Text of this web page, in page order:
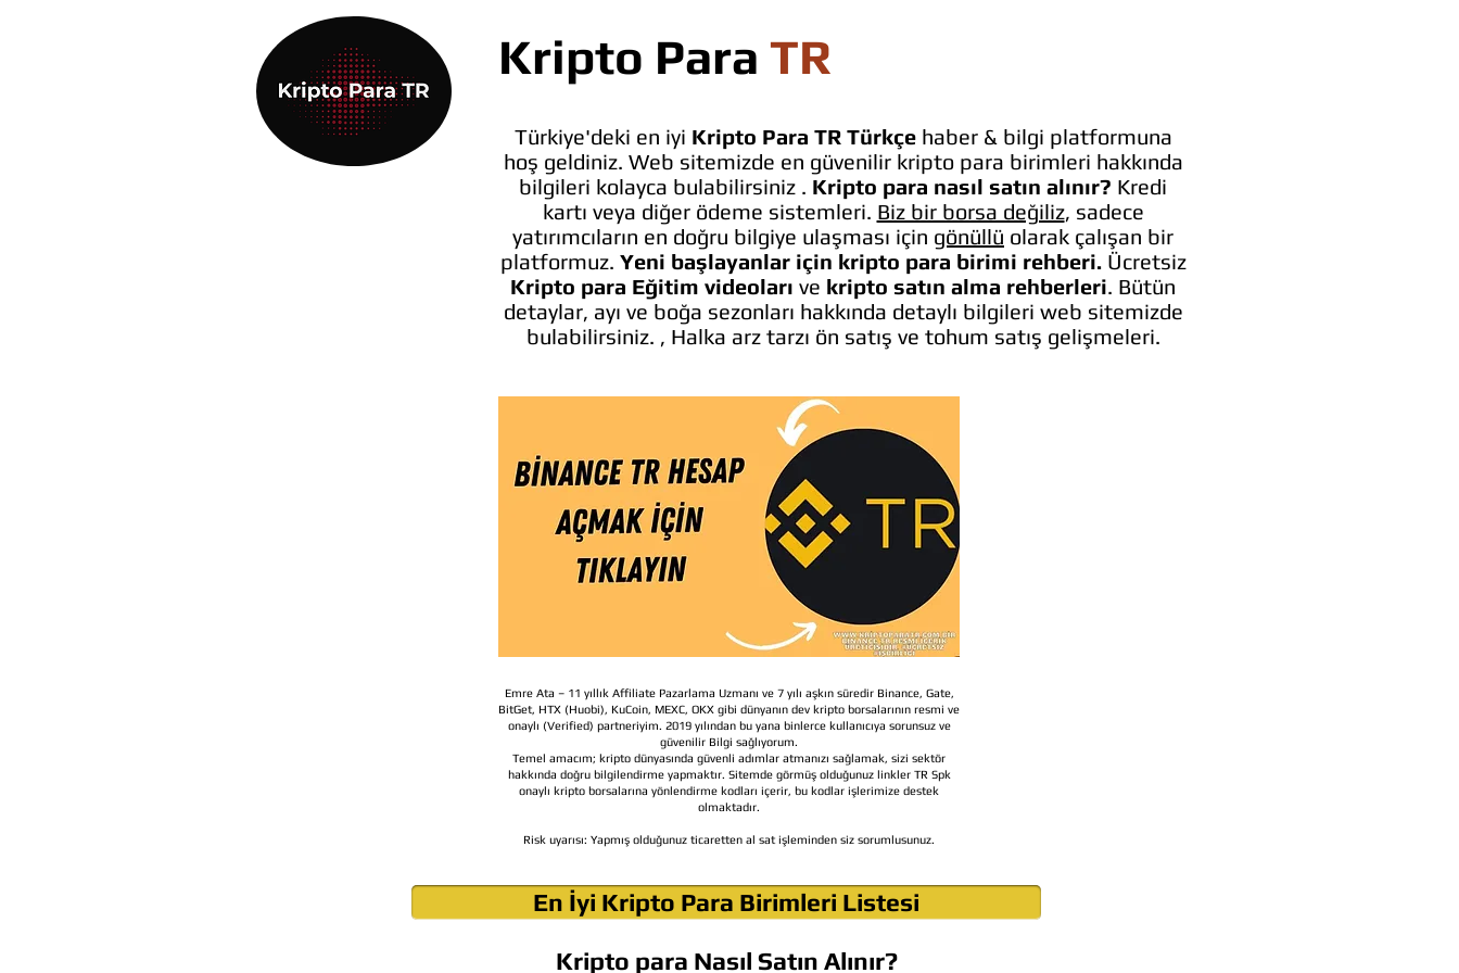
Kripto Para TR
Türkiye'deki en iyi Kripto Para TR Türkçe haber & bilgi platformuna
hoş geldiniz. Web sitemizde en güvenilir kripto para birimleri hakkında
bilgileri kolayca bulabilirsiniz . Kripto para nasıl satın alınır? Kredi
kartı veya diğer ödeme sistemleri. Biz bir borsa değiliz, sadece
yatırımcıların en doğru bilgiye ulaşması için gönüllü olarak çalışan bir
platformuz. Yeni başlayanlar için kripto para birimi rehberi. Ücretsiz
Kripto para Eğitim videoları ve kripto satın alma rehberleri. Bütün
detaylar, ayı ve boğa sezonları hakkında detaylı bilgileri web sitemizde
bulabilirsiniz. , Halka arz tarzı ön satış ve tohum satış gelişmeleri.
Emre Ata – 11 yıllık Affiliate Pazarlama Uzmanı ve 7 yılı aşkın süredir Binance, Gate,
BitGet, HTX (Huobi), KuCoin, MEXC, OKX gibi dünyanın dev kripto borsalarının resmi ve
onaylı (Verified) partneriyim. 2019 yılından bu yana binlerce kullanıcıya sorunsuz ve
güvenilir Bilgi sağlıyorum.
Temel amacım; kripto dünyasında güvenli adımlar atmanızı sağlamak, sizi sektör
hakkında doğru bilgilendirme yapmaktır. Sitemde görmüş olduğunuz linkler TR Spk
onaylı kripto borsalarına yönlendirme kodları içerir, bu kodlar işlerimize destek
olmaktadır.
Risk uyarısı: Yapmış olduğunuz ticaretten al sat işleminden siz sorumlusunuz.
En İyi Kripto Para Birimleri Listesi
Kripto para Nasıl Satın Alınır?